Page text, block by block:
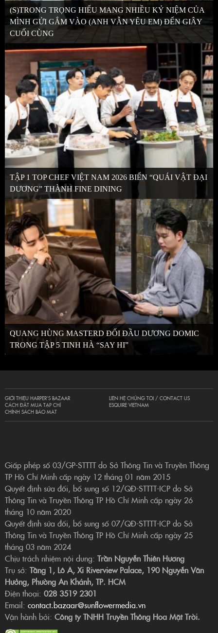
(S)TRONG TRỌNG HIẾU MANG NHIỀU KỶ NIỆM CỦA
MÌNH GỬI GẮM VÀO (ANH VẪN YÊU EM) ĐẾN GIÂY
CUỐI CÙNG
TẬP 1 TOP CHEF VIỆT NAM 2026 BIẾN “QUÁI VẬT ĐẠI
DƯƠNG” THÀNH FINE DINING
QUANG HÙNG MASTERD ĐỐI ĐẦU DƯƠNG DOMIC
TRONG TẬP 5 TINH HÀ “SAY HI”
GIỚI THIỆU HARPER’S BAZAAR
CÁCH ĐẶT MUA TẠP CHÍ
CHÍNH SÁCH BẢO MẬT
LIÊN HỆ CHÚNG TÔI / CONTACT US
ESQUIRE VIETNAM
Giấp phép số 03/GP-STTTT do Sở Thông Tin và Truyền Thông
TP Hồ Chí Minh cấp ngày 12 tháng 01 năm 2015
Quyết định sửa đổi, bổ sung số 12/QĐ-STTTT-ICP do Sở
Thông Tin và Truyền Thông TP Hồ Chí Minh cấp ngày 26
tháng 10 năm 2020
Quyết định sửa đổi, bổ sung số 07/QĐ-STTTT-ICP do Sở
Thông Tin và Truyền Thông TP Hồ Chí Minh cấp ngày 25
tháng 03 năm 2024
Chịu trách nhiệm nội dung: Trần Nguyễn Thiên Hương
Trụ sở: Tầng 1, Lô A, Xi Riverview Palace, 190 Nguyễn Văn
Hưởng, Phường An Khánh, TP. HCM
Điện thoại: 028 3519 2301
Email: contact.bazaar@sunflowermedia.vn
Vận hành bởi: Công ty TNHH Truyền Thông Hoa Mặt Trời.